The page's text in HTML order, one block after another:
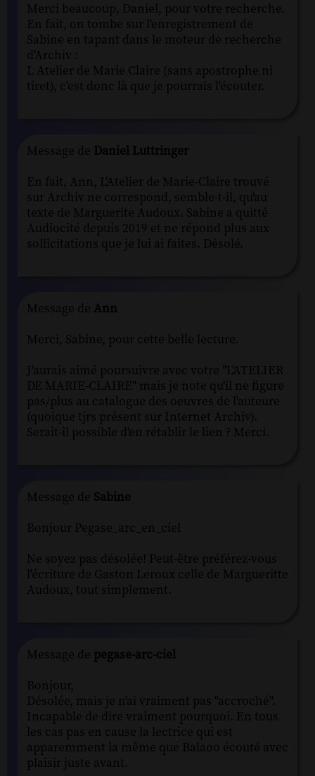
Merci beaucoup, Daniel, pour votre recherche.
En fait, on tombe sur l'enregistrement de
Sabine en tapant dans le moteur de recherche
d'Archiv :
L Atelier de Marie Claire (sans apostrophe ni
tiret), c'est donc là que je pourrais l'écouter.
Message de Daniel Luttringer
En fait, Ann, L'Atelier de Marie-Claire trouvé
sur Archiv ne correspond, semble-t-il, qu'au
texte de Marguerite Audoux. Sabine a quitté
Audiocité depuis 2019 et ne répond plus aux
sollicitations que je lui ai faites. Désolé.
Message de Ann
Merci, Sabine, pour cette belle lecture.
J'aurais aimé poursuivre avec votre "L'ATELIER
DE MARIE-CLAIRE" mais je note qu'il ne figure
pas/plus au catalogue des oeuvres de l'auteure
(quoique tjrs présent sur Internet Archiv).
Serait-il possible d'en rétablir le lien ? Merci.
Message de Sabine
Bonjour Pegase_arc_en_ciel
Ne soyez pas désolée! Peut-être préférez-vous
l'écriture de Gaston Leroux celle de Margueritte
Audoux, tout simplement.
Message de pegase-arc-ciel
Bonjour,
Désolée, mais je n'ai vraiment pas "accroché".
Incapable de dire vraiment pourquoi. En tous
les cas pas en cause la lectrice qui est
apparemment la même que Balaoo écouté avec
plaisir juste avant.